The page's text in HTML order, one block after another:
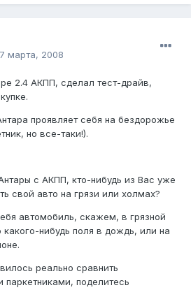
марта, 2008
2.4 АКПП, сделал тест-драйв,
проявляет себя на бездорожье
но все-таки!).
с АКПП, кто-нибудь из Вас уже
свой авто на грязи или холмах?
автомобиль, скажем, в грязной
нибудь поля в дождь, или на
реально сравнить
паркетниками, поделитесь